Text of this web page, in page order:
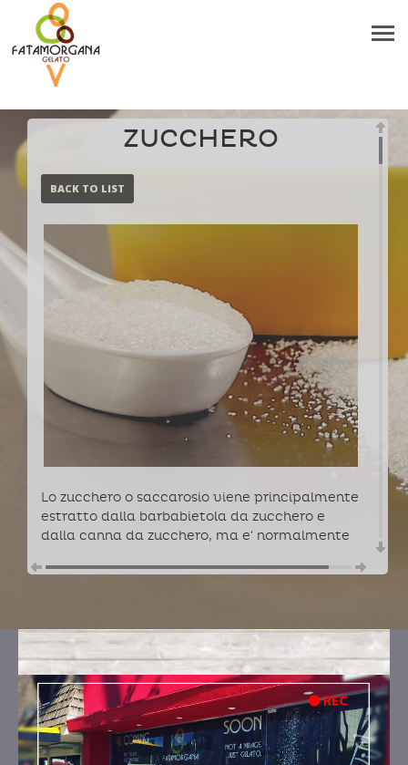
ZUCCHERO
BACK TO LIST
Lo zucchero o saccarosio viene principalmente
estratto dalla barbabietola da zucchero e
dalla canna da zucchero, ma e' normalmente
in particolare nella frutta. Dal punto di vista
rendere piu' appetibili i prodotti alimentari ai
quali viene aggiunto. Insieme al fruttosio, e'
l'unico zucchero utilizzato nella produzione
Fatamorgana.
GUSTI